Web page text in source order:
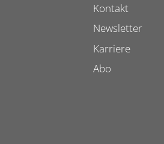
Kontakt
Newsletter
Karriere
Abo